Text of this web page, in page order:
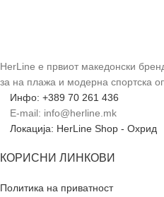
HerLine е првиот македонски
за на плажа и модерна спортска
Инфо: +389 70 261 436
E-mail: info@herline.mk
Локација: HerLine Shop - Охрид
КОРИСНИ ЛИНКОВИ
Политика на приватност